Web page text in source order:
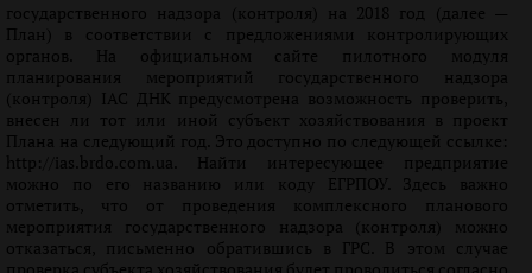
государственного надзора (контроля) на 2018 год (далее —
План) в соответствии с предложениями контролирующих
органов. На официальном сайте пилотного модуля
планирования мероприятий государственного надзора
(контроля) ІАС ДНК предусмотрена возможность проверить,
внесен ли тот или иной субъект хозяйствования в проект
Плана на следующий год. Это доступно по следующей ссылке:
http://ias.brdo.com.ua. Найти интересующее предприятие
можно по его названию или коду ЕГРПОУ. Здесь важно
отметить, что от проведения комплексного планового
мероприятия государственного надзора (контроля) можно
отказаться, письменно обратившись в ГРС. В этом случае